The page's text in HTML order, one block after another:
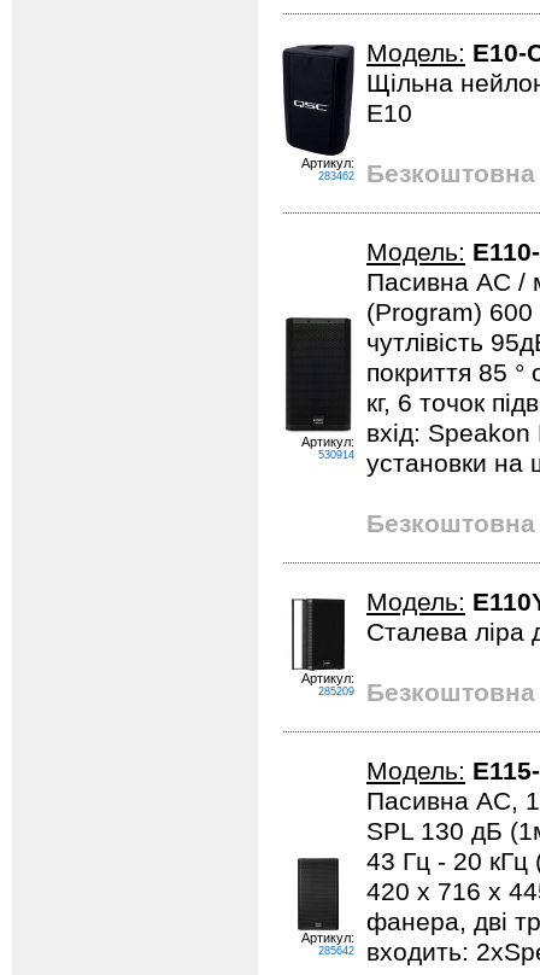
Артикул:
283462
Модель: E10-
Щільна
E10
Безкоштовна
Артикул:
530914
Модель:
Пасивна АС /
(Program)
чутлівість
покриття 85
кг, 6 точок
вхід: Speakon
установки на
Безкоштовна
Артикул:
285209
Модель:
Сталева ліра
Безкоштовна
Артикул:
285642
Модель:
Пасивна АС,
SPL 130 дБ
43 Гц - 20 кГц
420 x 716 x
фанера, дві
входить: